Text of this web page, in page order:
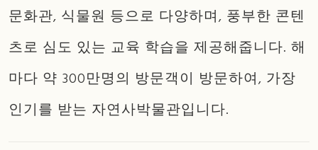
문화관, 식물원 등으로 다양하며, 풍부한 콘텐
츠로 심도 있는 교육 학습을 제공해줍니다. 해
마다 약 300만명의 방문객이 방문하여, 가장
인기를 받는 자연사박물관입니다.